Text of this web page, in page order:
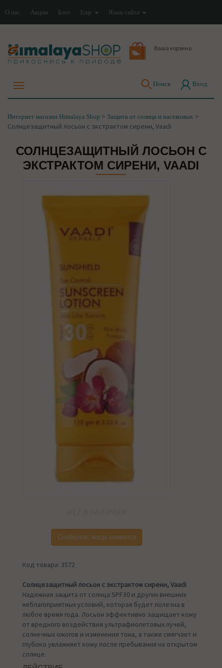
О нас Акции Блог Еще Язык сайта
Ваша корзина
Поиск Вход
Интернет магазин Himalaya Shop > Защита от солнца и насекомых >
Солнцезащитный лосьон с экстрактом сирени, Vaadi
СОЛНЦЕЗАЩИТНЫЙ ЛОСЬОН С
ЭКСТРАКТОМ СИРЕНИ, VAADI
Сообщите, когда появится
Код товара: 3572
Солнцезащитный лосьон с экстрактом сирени, Vaadi
Надежная защита от солнца SPF30 и других внешних
неблагоприятных условий, которая будет полезна в
любое время года. Лосьон эффективно защищает кожу
от вредного воздействия ультрафиолетовых лучей,
солнечных ожогов и изменения тона, а также смягчает и
глубоко увлажняет кожу после пребывания на открытом
солнце.